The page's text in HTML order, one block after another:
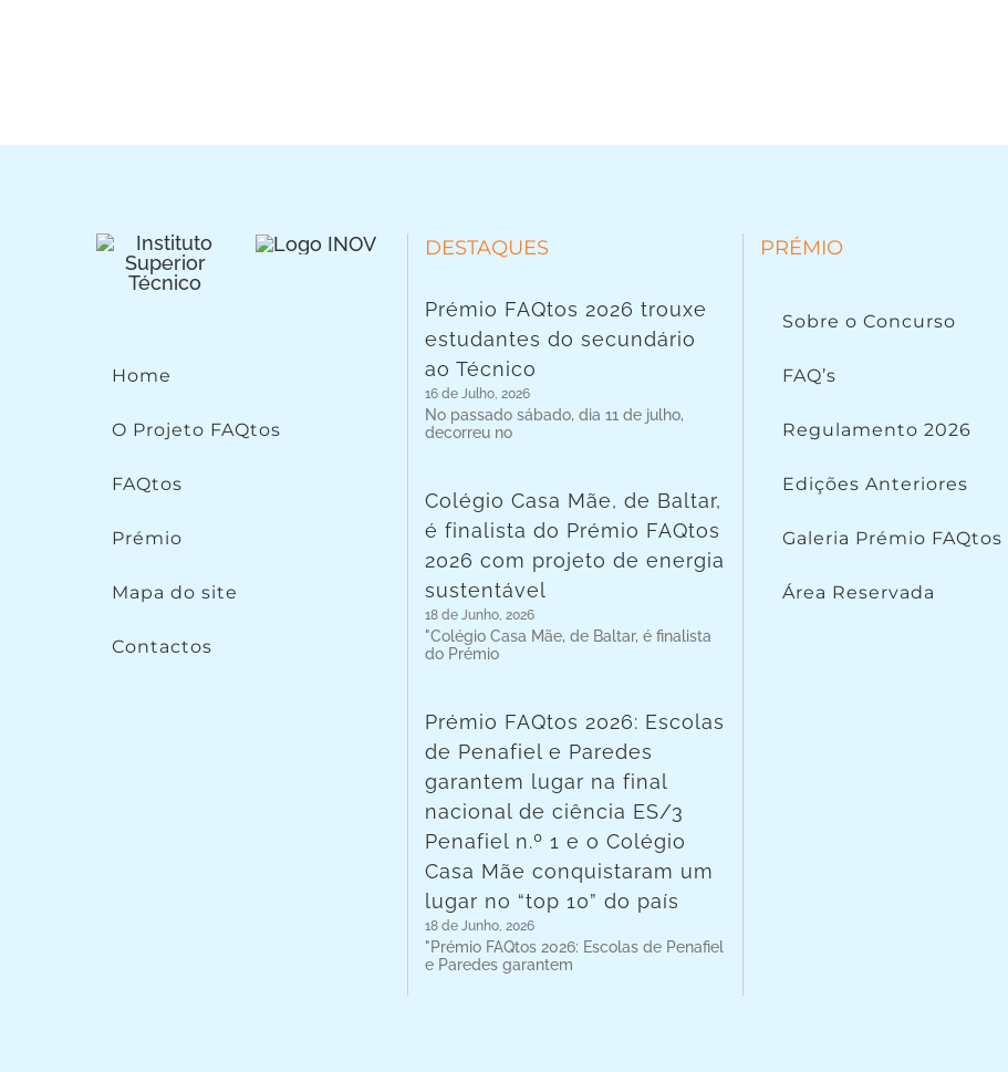
Home
O Projeto FAQtos
FAQtos
Prémio
Mapa do site
Contactos
DESTAQUES
Prémio FAQtos 2026 trouxe
estudantes do secundário
ao Técnico
16 de Julho, 2026
No passado sábado, dia 11 de julho,
decorreu no
Colégio Casa Mãe, de Baltar,
é finalista do Prémio FAQtos
2026 com projeto de energia
sustentável
18 de Junho, 2026
"Colégio Casa Mãe, de Baltar, é finalista
do Prémio
Prémio FAQtos 2026: Escolas
de Penafiel e Paredes
garantem lugar na final
nacional de ciência ES/3
Penafiel n.º 1 e o Colégio
Casa Mãe conquistaram um
lugar no “top 10” do país
18 de Junho, 2026
"Prémio FAQtos 2026: Escolas de Penafiel
e Paredes garantem
PRÉMIO
Sobre o Concurso
FAQ’s
Regulamento 2026
Edições Anteriores
Galeria Prémio FAQtos
Área Reservada